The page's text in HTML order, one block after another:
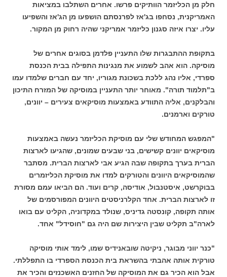
חלק מן הכליזמר הוותיקים פרשו. אחרים השתלבו במציאות
האמריקנית, נסחפו בג'אז לפרנסתם הושפעו מן הג'אז והשפיעו
עליו. יצרו איזה סגנון כליזמר אמריקני שהיה רחוק מן המקור.
בתקופת ההתבגרות שלו התעניין פלדמן בסוגים אחרים של
מוסיקה. הוא אהב לשמוע את מנגינות התפילה בבית הכנסת
ספרדי, אליו נהג ללכת בשכונת מגוריו, יחד עם חברים שלמדו עמו
ב"תלמוד תורה". מאוחר יותר התעניין במוסיקה של המזרח התיכון
והבלקנים, אליה התוודע באמצעות מוסיקאים צעירים – יוונים,
טורקים וארמנים.
"המפגש המחודש שלי עם מוסיקת הכליזמר נעשה באמצעות
מוסיקאים יוונים קשישים, בני שבעים שמונים, שהגיעו לארצות
הברית בערך בתקופה שבה הגיע אבי לארצות הברית. מסתבר
שהמוסיקאים היוונים והטורקים למדו את מוסיקת הכליזמרים
בבוקרשט, איסטנבול, אודיסה, קרים ועוד. הם הביאו עמם מסורת
זו לארצות הברית. אחד הקלרניסטים היוונים המפורסמים של
אותה תקופה, קונסטה גדיניס, שנולד במקדוניה, הקליט עם בואו
לארה"ב תקליט שבין היצירות שם היה גם "חוסידל" אחד.
"כנר יווני מבוגר, ניקיטה שובאנידיס שמו, לימד אותי מוסיקה
טורקית אותה אהבתי בהשראת בית הכנסת הספרדי בו התפללתי.
אבל הוא הכיר גם את המוסיקה של החזנים האשכנזים והכיר את